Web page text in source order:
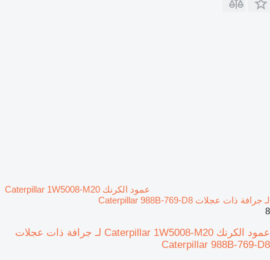
عمود الكرنك Caterpillar 1W5008-M20
لـ جرافة ذات عجلات Caterpillar 988B-769-D8
8
عمود الكرنك Caterpillar 1W5008-M20 لـ جرافة ذات عجلات
Caterpillar 988B-769-D8